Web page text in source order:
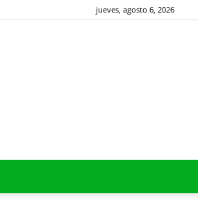
jueves, agosto 6, 2026